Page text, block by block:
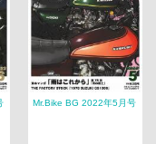
Mr.Bike BG 2022年5月号